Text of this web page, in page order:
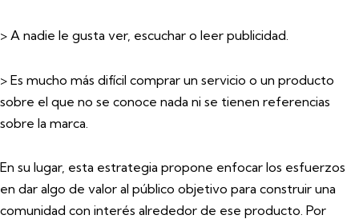
> A nadie le gusta ver, escuchar o leer publicidad.
> Es mucho más difícil comprar un servicio o un producto
sobre el que no se conoce nada ni se tienen referencias
sobre la marca.
En su lugar, esta estrategia propone enfocar los esfuerzos
en dar algo de valor al público objetivo para construir una
comunidad con interés alrededor de ese producto. Por